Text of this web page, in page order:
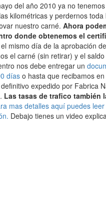
del año 2010 ya no
kilométricas y perdernos toda
nuestro carné. Ahora
donde obtenemos el
mismo día de la aprobación
el carné (sin retirar) y el
nos debe entregar un
díaso hasta que recibamos
expedido por Fabrica
Las tasas de trafico también
mas detalles aquí puedes
Debajo tienes un video